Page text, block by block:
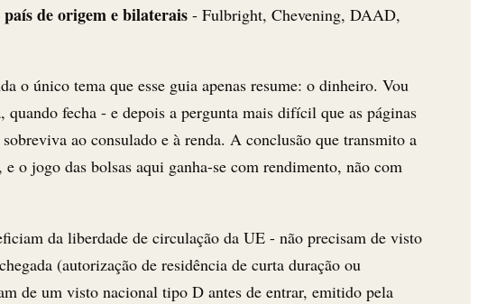
país de origem e bilaterais - Fulbright, Chevening, DAAD,
o único tema que esse guia apenas resume: o dinheiro. Vou
fecha - e depois a pergunta mais difícil que as páginas
ao consulado e à renda. A conclusão que transmito a
o jogo das bolsas aqui ganha-se com rendimento, não com
da liberdade de circulação da UE - não precisam de visto
(autorização de residência de curta duração ou
de um visto nacional tipo D antes de entrar, emitido pela